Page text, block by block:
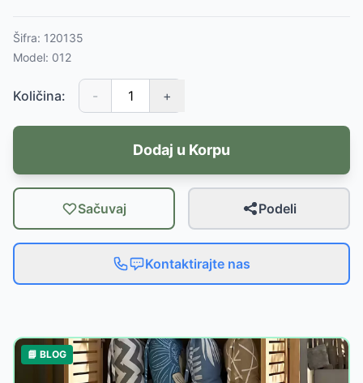
Šifra: 120135
Model: 012
Količina: - +
Dodaj u Korpu
Sačuvaj Podeli
Kontaktirajte nas
📘 BLOG